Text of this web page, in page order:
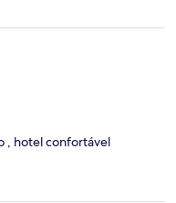
, hotel confortável